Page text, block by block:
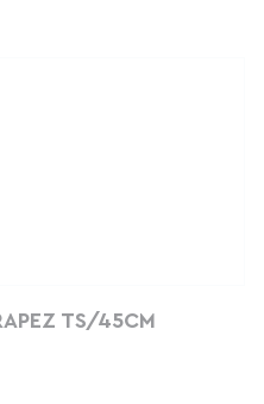
TS/45CM